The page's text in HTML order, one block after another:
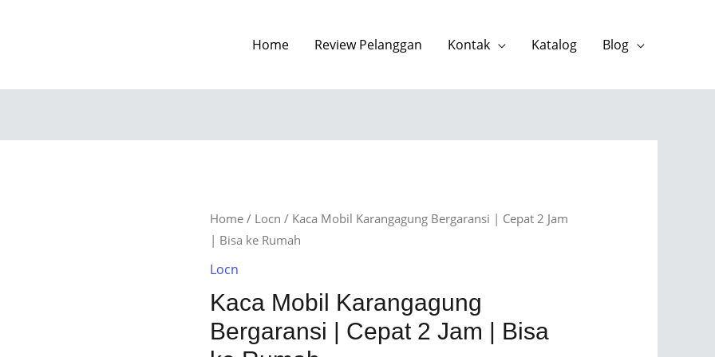
Home Review Pelanggan Kontak Katalog Blog
Home / Locn / Kaca Mobil Karangagung Bergaransi | Cepat 2 Jam
| Bisa ke Rumah
Locn
Kaca Mobil Karangagung
Bergaransi | Cepat 2 Jam | Bisa